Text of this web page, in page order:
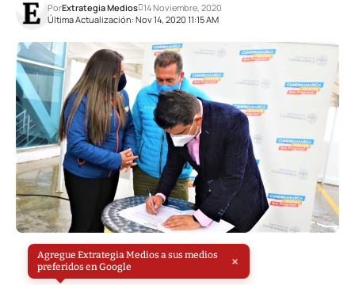
Última Actualización: Nov 14, 2020 11:15 AM
PorExtrategia Medios 14 Noviembre, 2020
Agregue Extrategia Medios a sus medios
preferidos en Google
×